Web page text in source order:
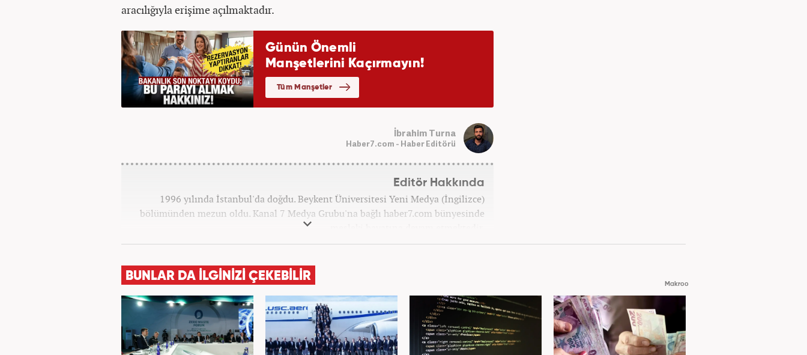
aracılığıyla erişime açılmaktadır.
İbrahim Turna
Haber7.com - Haber Editörü
Editör Hakkında
1996 yılında İstanbul'da doğdu. Beykent Üniversitesi Yeni Medya (İngilizce)
bölümünden mezun oldu. Kanal 7 Medya Grubu'na bağlı haber7.com bünyesinde
BUNLAR DA İLGİNİZİ ÇEKEBİLİR
Makroo